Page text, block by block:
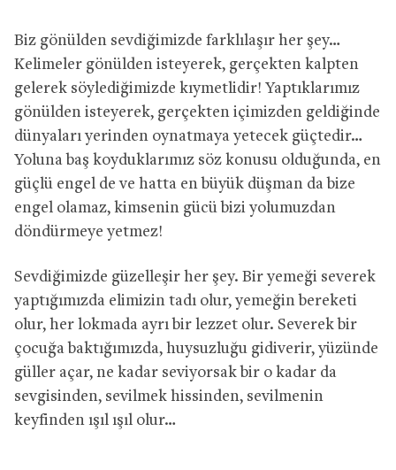
Biz gönülden sevdiğimizde farklılaşır her şey…
Kelimeler gönülden isteyerek, gerçekten kalpten
gelerek söylediğimizde kıymetlidir! Yaptıklarımız
gönülden isteyerek, gerçekten içimizden geldiğinde
dünyaları yerinden oynatmaya yetecek güçtedir…
Yoluna baş koyduklarımız söz konusu olduğunda, en
güçlü engel de ve hatta en büyük düşman da bize
engel olamaz, kimsenin gücü bizi yolumuzdan
döndürmeye yetmez!
Sevdiğimizde güzelleşir her şey. Bir yemeği severek
yaptığımızda elimizin tadı olur, yemeğin bereketi
olur, her lokmada ayrı bir lezzet olur. Severek bir
çocuğa baktığımızda, huysuzluğu gidiverir, yüzünde
güller açar, ne kadar seviyorsak bir o kadar da
sevgisinden, sevilmek hissinden, sevilmenin
keyfinden ışıl ışıl olur…